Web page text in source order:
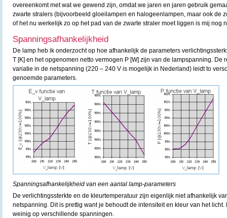
overeenkomt met wat we gewend zijn, omdat we jaren en jaren gebruik
zwarte stralers (bijvoorbeeld gloeilampen en halogeenlampen, maar ook de
of het nu werkelijk zo op het pad van de zwarte straler moet liggen is mij nog
Spanningsafhankelijkheid
De lamp heb ik onderzocht op hoe afhankelijk de parameters
T [K] en het opgenomen netto vermogen P [W] zijn van de lampspanning. De
variatie in de netspanning (220 – 240 V is mogelijk in Nederland) leidt to
genoemde parameters.
Spanningsafhankelijkheid van een aantal lamp-parameters
De verlichtingssterkte en de kleurtemperatuur zijn eigenlijk niet afhankelijk
netspanning. Dit is prettig want je behoudt de intensiteit en kleur van het
weinig op verschillende spanningen.